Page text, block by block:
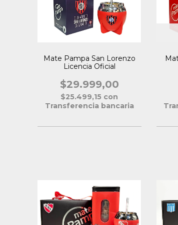
Mate Pampa San Lorenzo
Licencia Oficial
$29.999,00
$25.499,15 con
Transferencia bancaria